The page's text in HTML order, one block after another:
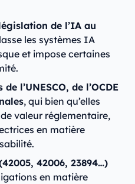
de l’IA au
les systèmes IA
et impose certaines
l’UNESCO, de l’OCDE
, qui bien qu’elles
valeur réglementaire,
en matière
42006, 23894…)
en matière